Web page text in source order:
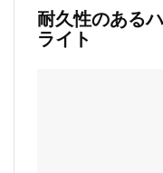
耐久性のある
ライト